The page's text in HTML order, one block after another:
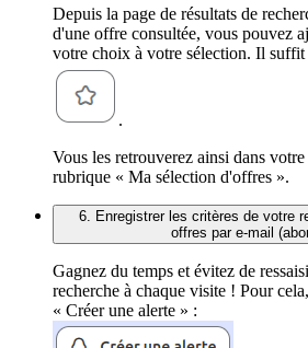
Depuis la page de résultats de
d'une offre consultée, vous pouvez
votre choix à votre sélection. Il
.
Vous les retrouverez ainsi dans votre
rubrique « Ma sélection d'offres ».
6. Enregistrer les critères de votre
offres par e-mail
Gagnez du temps et évitez de
recherche à chaque visite ! Pour
« Créer une alerte » :